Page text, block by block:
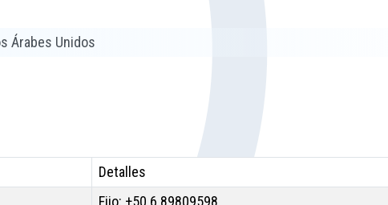
Árabes Unidos
Detalles